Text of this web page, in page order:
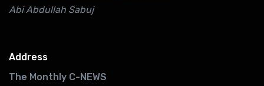
Abi Abdullah Sabuj
Address
The Monthly C-NEWS